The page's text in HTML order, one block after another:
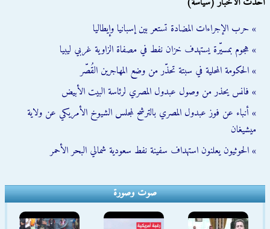
» حرب الإجراءات المضادة تستعر بين إسبانيا وإيطاليا
» هجوم بمسيّرة يستهدف خزان نفط في مصفاة الزاوية غربي ليبيا
» الحكومة المحلية في سبتة تحذّر من وضع المهاجرين القُصّر
» فانس يحذر من وصول عبدول المصري لرئاسة البيت الأبيض
» أنباء عن فوز عبدول المصري بالترشح لمجلس الشيوخ الأمريكي عن ولاية
ميشيغان
» الحوثيون يعلنون استهداف سفينة نفط سعودية شمالي البحر الأحمر
صوت وصورة